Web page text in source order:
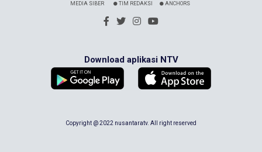
MEDIA SIBER TIM REDAKSI ANCHORS
Download aplikasi NTV
Copyright @ 2022 nusantaratv. All right reserved